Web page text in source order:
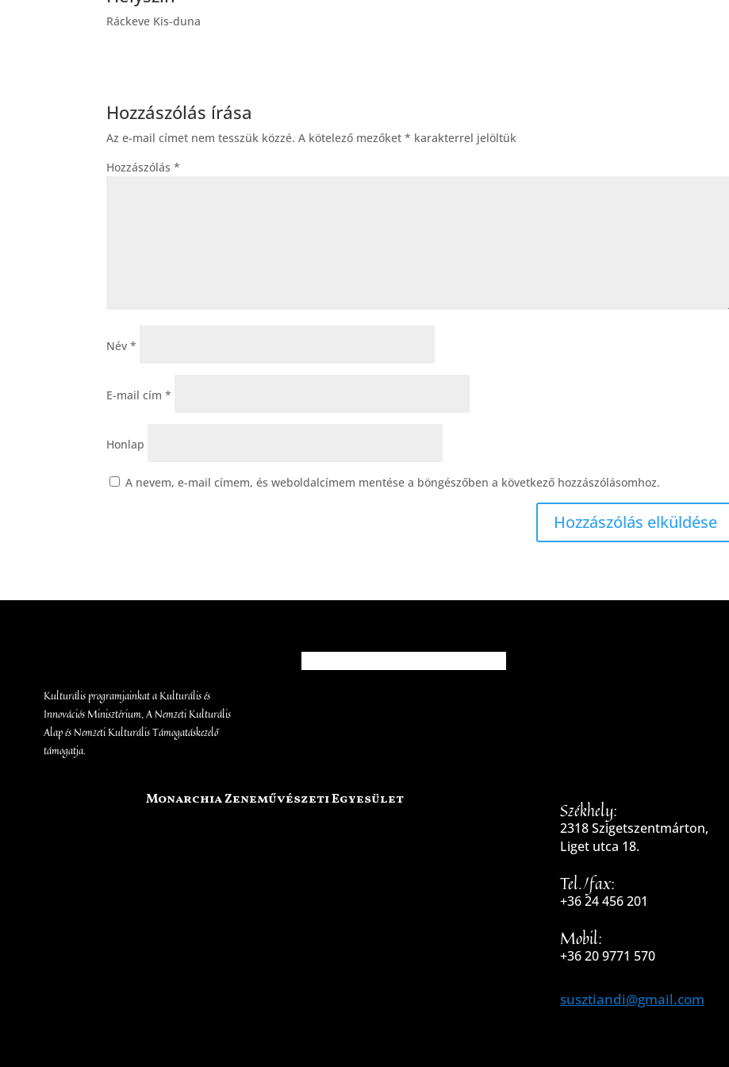
Ráckeve Kis-duna
Hozzászólás írása
Az e-mail címet nem tesszük közzé. A kötelező mezőket* karakterrel jelöltük
Hozzászólás*
Név*
E-mail cím*
Honlap
A nevem, e-mail címem, és weboldalcímem mentése a böngészőben a következő hozzászólásomhoz.
Kulturális programjainkat a Kulturális és
Innovációs Minisztérium, A Nemzeti Kulturális
Alap és Nemzeti Kulturális Támogatáskezelő
támogatja.
Monarchia Zeneművészeti Egyesület Székhely:
2318 Szigetszentmárton,
Liget utca 18.
Tel./fax:
+36 24 456 201
Mobil:
+36 20 9771 570
susztiandi@gmail.com